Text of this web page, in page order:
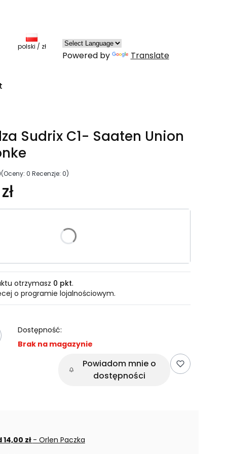
Produkty w koszyku: 0. Zobacz szczegóły
polski / zł
Powered by Translate
Sudrix C1- Saaten Union
(Oceny: 0 Recenzje: 0)
otrzymasz 0 pkt.
o programie lojalnościowym.
Dostępność:
Brak na magazynie
Powiadom mnie o
dostępności
14,00 zł- Orlen Paczka